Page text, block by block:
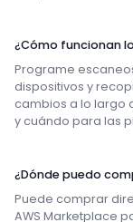
¿Cómo funcionan
Programe
dispositivos y
cambios a lo largo
y cuándo para las
¿Dónde puedo
Puede comprar
AWS Marketplace